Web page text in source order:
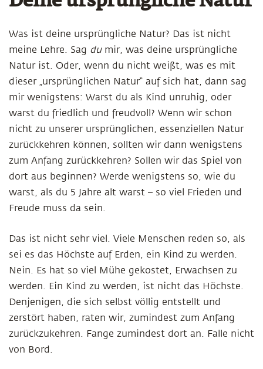
Was ist deine ursprüngliche Natur? Das ist nicht
meine Lehre. Sag dumir, was deine ursprüngliche
Natur ist. Oder, wenn du nicht weißt, was es mit
dieser „ursprünglichen Natur“ auf sich hat, dann sag
mir wenigstens: Warst du als Kind unruhig, oder
warst du friedlich und freudvoll? Wenn wir schon
nicht zu unserer ursprünglichen, essenziellen Natur
zurückkehren können, sollten wir dann wenigstens
zum Anfang zurückkehren? Sollen wir das Spiel von
dort aus beginnen? Werde wenigstens so, wie du
warst, als du 5 Jahre alt warst – so viel Frieden und
Freude muss da sein.
Das ist nicht sehr viel. Viele Menschen reden so, als
sei es das Höchste auf Erden, ein Kind zu werden.
Nein. Es hat so viel Mühe gekostet, Erwachsen zu
werden. Ein Kind zu werden, ist nicht das Höchste.
Denjenigen, die sich selbst völlig entstellt und
zerstört haben, raten wir, zumindest zum Anfang
zurückzukehren. Fange zumindest dort an. Falle nicht
von Bord.